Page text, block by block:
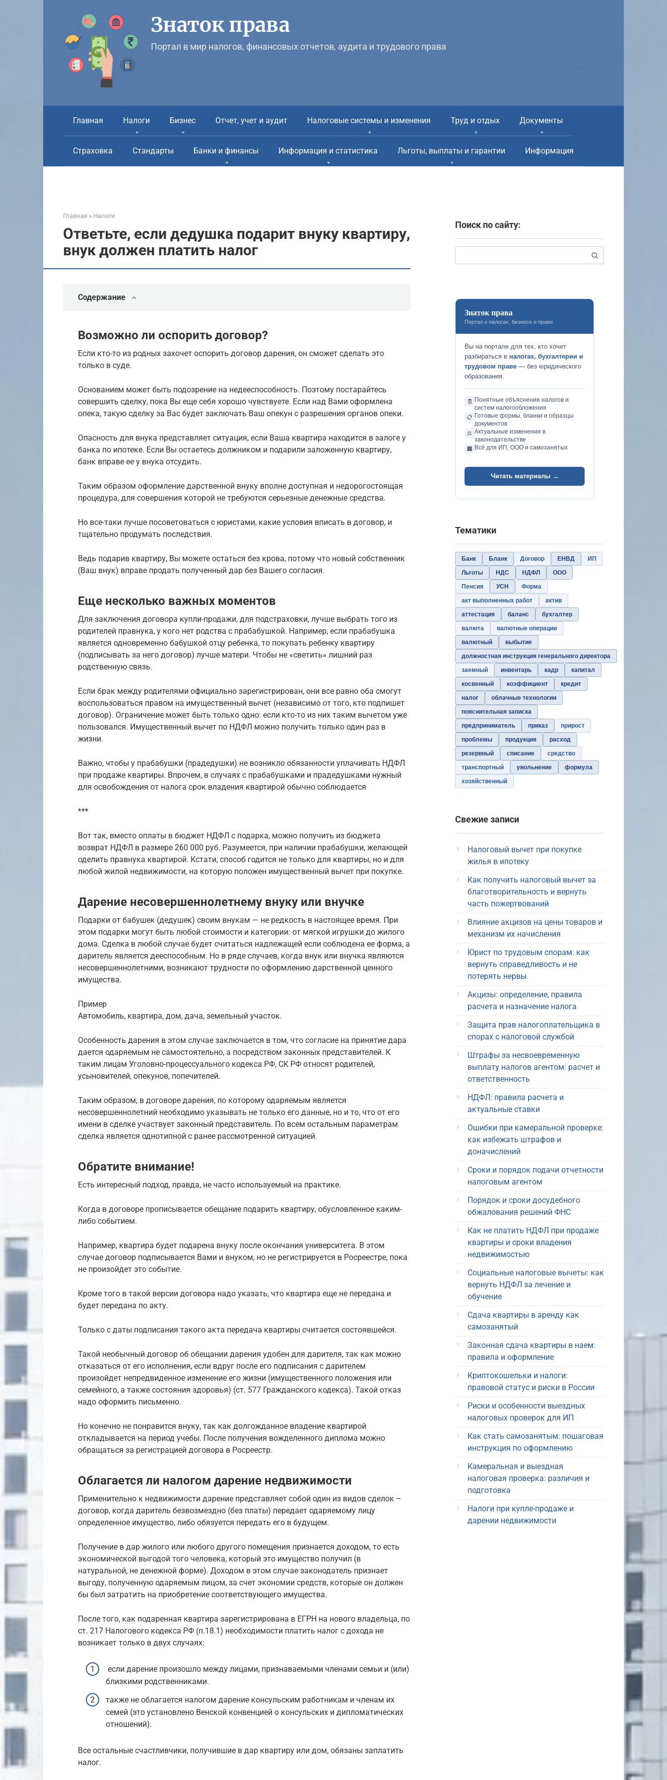
Знаток права
Портал в мир налогов, финансовых отчетов, аудита и трудового права
Главная Налоги Бизнес Отчет, учет и аудит Налоговые системы и изменения Труд и отдых Документы
Страховка Стандарты Банки и финансы Информация и статистика Льготы, выплаты и гарантии Информация
Главная » Налоги
Ответьте, если дедушка подарит внуку квартиру,
внук должен платить налог
Содержание
Возможно ли оспорить договор?
Если кто-то из родных захочет оспорить договор дарения, он сможет сделать это
только в суде.
Основанием может быть подозрение на недееспособность. Поэтому постарайтесь
совершить сделку, пока Вы еще себя хорошо чувствуете. Если над Вами оформлена
опека, такую сделку за Вас будет заключать Ваш опекун с разрешения органов опеки.
Опасность для внука представляет ситуация, если Ваша квартира находится в залоге у
банка по ипотеке. Если Вы остаетесь должником и подарили заложенную квартиру,
банк вправе ее у внука отсудить.
Таким образом оформление дарственной внуку вполне доступная и недорогостоящая
процедура, для совершения которой не требуются серьезные денежные средства.
Но все-таки лучше посоветоваться с юристами, какие условия вписать в договор, и
тщательно продумать последствия.
Ведь подарив квартиру, Вы можете остаться без крова, потому что новый собственник
(Ваш внук) вправе продать полученный дар без Вашего согласия.
Еще несколько важных моментов
Для заключения договора купли-продажи, для подстраховки, лучше выбрать того из
родителей правнука, у кого нет родства с прабабушкой. Например, если прабабушка
является одновременно бабушкой отцу ребенка, то покупать ребенку квартиру
(подписывать за него договор) лучше матери. Чтобы не «светить» лишний раз
родственную связь.
Если брак между родителями официально зарегистрирован, они все равно оба смогут
воспользоваться правом на имущественный вычет (независимо от того, кто подпишет
договор). Ограничение может быть только одно: если кто-то из них таким вычетом уже
пользовался. Имущественный вычет по НДФЛ можно получить только один раз в
жизни.
Важно, чтобы у прабабушки (прадедушки) не возникло обязанности уплачивать НДФЛ
при продаже квартиры. Впрочем, в случаях с прабабушками и прадедушками нужный
для освобождения от налога срок владения квартирой обычно соблюдается
***
Вот так, вместо оплаты в бюджет НДФЛ с подарка, можно получить из бюджета
возврат НДФЛ в размере 260 000 руб. Разумеется, при наличии прабабушки, желающей
оделить правнука квартирой. Кстати, способ годится не только для квартиры, но и для
любой жилой недвижимости, на которую положен имущественный вычет при покупке.
Дарение несовершеннолетнему внуку или внучке
Подарки от бабушек (дедушек) своим внукам — не редкость в настоящее время. При
этом подарки могут быть любой стоимости и категории: от мягкой игрушки до жилого
дома. Сделка в любой случае будет считаться надлежащей если соблюдена ее форма, а
даритель является дееспособным. Но в ряде случаев, когда внук или внучка являются
несовершеннолетними, возникают трудности по оформлению дарственной ценного
имущества.
Пример
Автомобиль, квартира, дом, дача, земельный участок.
Особенность дарения в этом случае заключается в том, что согласие на принятие дара
дается одаряемым не самостоятельно, а посредством законных представителей. К
таким лицам Уголовно-процессуального кодекса РФ, СК РФ относят родителей,
усыновителей, опекунов, попечителей.
Таким образом, в договоре дарения, по которому одаряемым является
несовершеннолетний необходимо указывать не только его данные, но и то, что от его
имени в сделке участвует законный представитель. По всем остальным параметрам
сделка является однотипной с ранее рассмотренной ситуацией.
Обратите внимание!
Есть интересный подход, правда, не часто используемый на практике.
Когда в договоре прописывается обещание подарить квартиру, обусловленное каким-
либо событием.
Например, квартира будет подарена внуку после окончания университета. В этом
случае договор подписывается Вами и внуком, но не регистрируется в Росреестре, пока
не произойдет это событие.
Кроме того в такой версии договора надо указать, что квартира еще не передана и
будет передана по акту.
Только с даты подписания такого акта передача квартиры считается состоявшейся.
Такой необычный договор об обещании дарения удобен для дарителя, так как можно
отказаться от его исполнения, если вдруг после его подписания с дарителем
произойдет непредвиденное изменение его жизни (имущественного положения или
семейного, а также состояния здоровья) (ст. 577 Гражданского кодекса). Такой отказ
надо оформить письменно.
Но конечно не понравится внуку, так как долгожданное владение квартирой
откладывается на период учебы. После получения вожделенного диплома можно
обращаться за регистрацией договора в Росреестр.
Облагается ли налогом дарение недвижимости
Применительно к недвижимости дарение представляет собой один из видов сделок –
договор, когда даритель безвозмездно (без платы) передает одаряемому лицу
определенное имущество, либо обязуется передать его в будущем.
Получение в дар жилого или любого другого помещения признается доходом, то есть
экономической выгодой того человека, который это имущество получил (в
натуральной, не денежной форме). Доходом в этом случае законодатель признает
выгоду, полученную одаряемым лицом, за счет экономии средств, которые он должен
бы был затратить на приобретение соответствующего имущества.
После того, как подаренная квартира зарегистрирована в ЕГРН на нового владельца, по
ст. 217 Налогового кодекса РФ (п.18.1) необходимости платить налог с дохода не
возникает только в двух случаях:
если дарение произошло между лицами, признаваемыми членами семьи и (или)
близкими родственниками.
также не облагается налогом дарение консульским работникам и членам их
семей (это установлено Венской конвенцией о консульских и дипломатических
отношений).
Все остальные счастливчики, получившие в дар квартиру или дом, обязаны заплатить
налог.
Поиск по сайту:
Знаток права
Портал о налогах, бизнесе и праве
Вы на портале для тех, кто хочет
разбираться в налогах, бухгалтерии и
трудовом праве — без юридического
образования.
🧾
Понятные объяснения налогов и
систем налогообложения
📋 Готовые формы, бланки и образцы
документов
⚖️ Актуальные изменения в
законодательстве
🏢 Всё для ИП, ООО и самозанятых
Читать материалы →
Тематики
Банк Бланк Договор ЕНВД
ИП
Льготы
НДС НДФЛ
ООО
Пенсия
УСН
Форма
акт выполненных работ
актив
аттестация
баланс
бухгалтер
валюта
валютные операции
валютный
выбытие
должностная инструкция генерального директора
заемный
инвентарь кадр
капитал
косвенный
коэффициент
кредит
налог
облачные технологии
пояснительная записка
предприниматель
приказ
прирост
проблемы
продукция
расход
резервный
списание
средство
транспортный
увольнение
формула
хозяйственный
Свежие записи
Налоговый вычет при покупке
жилья в ипотеку
Как получить налоговый вычет за
благотворительность и вернуть
часть пожертвований
Влияние акцизов на цены товаров и
механизм их начисления
Юрист по трудовым спорам: как
вернуть справедливость и не
потерять нервы
Акцизы: определение, правила
расчета и назначение налога
Защита прав налогоплательщика в
спорах с налоговой службой
Штрафы за несвоевременную
выплату налогов агентом: расчет и
ответственность
НДФЛ: правила расчета и
актуальные ставки
Ошибки при камеральной проверке:
как избежать штрафов и
доначислений
Сроки и порядок подачи отчетности
налоговым агентом
Порядок и сроки досудебного
обжалования решений ФНС
Как не платить НДФЛ при продаже
квартиры и сроки владения
недвижимостью
Социальные налоговые вычеты: как
вернуть НДФЛ за лечение и
обучение
Сдача квартиры в аренду как
самозанятый
Законная сдача квартиры в наем:
правила и оформление
Криптокошельки и налоги:
правовой статус и риски в России
Риски и особенности выездных
налоговых проверок для ИП
Как стать самозанятым: пошаговая
инструкция по оформлению
Камеральная и выездная
налоговая проверка: различия и
подготовка
Налоги при купле-продаже и
дарении недвижимости